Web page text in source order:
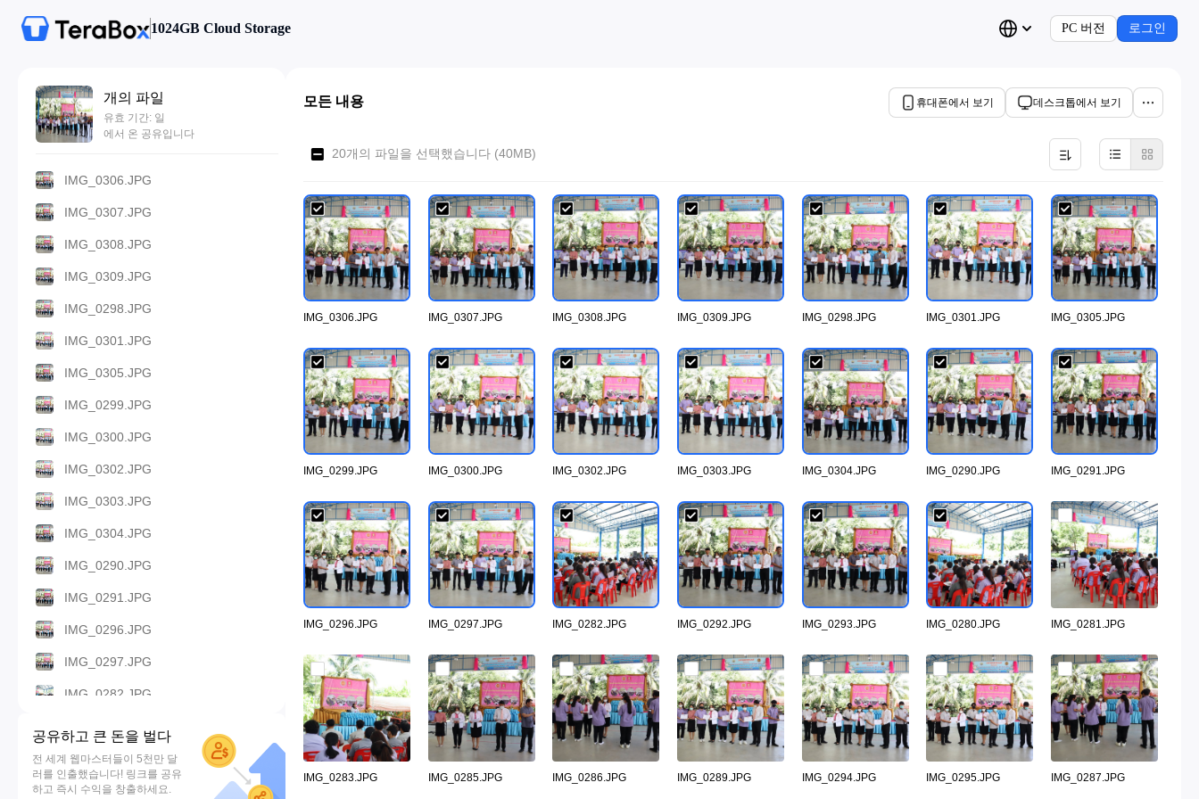
1024GB Cloud Storage PC 버전 로그인
개의 파일
유효 기간: 일
에서 온 공유입니다
IMG_0306.JPG
IMG_0307.JPG
IMG_0308.JPG
IMG_0309.JPG
IMG_0298.JPG
IMG_0301.JPG
IMG_0305.JPG
IMG_0299.JPG
IMG_0300.JPG
IMG_0302.JPG
IMG_0303.JPG
IMG_0304.JPG
IMG_0290.JPG
IMG_0291.JPG
IMG_0296.JPG
IMG_0297.JPG
IMG_0282.JPG
IMG_0293.JPG
IMG_0280.JPG
공유하고 큰 돈을 벌다
전 세계 웹마스터들이 5천만 달
러를 인출했습니다! 링크를 공유
하고 즉시 수익을 창출하세요.
모든 내용 휴대폰에서 보기 데스크톱에서 보기
20개의 파일을 선택했습니다 (40MB)
IMG_0306.JPG IMG_0307.JPG IMG_0308.JPG IMG_0309.JPG IMG_0298.JPG IMG_0301.JPG IMG_0305.JPG
IMG_0299.JPG IMG_0300.JPG IMG_0302.JPG IMG_0303.JPG IMG_0304.JPG IMG_0290.JPG IMG_0291.JPG
IMG_0296.JPG IMG_0297.JPG IMG_0282.JPG IMG_0292.JPG IMG_0293.JPG IMG_0280.JPG IMG_0281.JPG
IMG_0283.JPG IMG_0285.JPG IMG_0286.JPG IMG_0289.JPG IMG_0294.JPG IMG_0295.JPG IMG_0287.JPG